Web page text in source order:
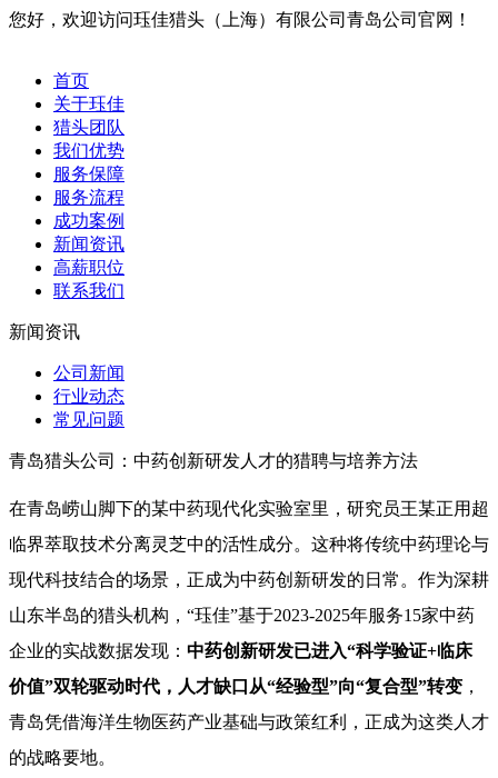
您好，欢迎访问珏佳猎头（上海）有限公司青岛公司官网！
首页
关于珏佳
猎头团队
我们优势
服务保障
服务流程
成功案例
新闻资讯
高薪职位
联系我们
新闻资讯
公司新闻
行业动态
常见问题
青岛猎头公司：中药创新研发人才的猎聘与培养方法
在青岛崂山脚下的某中药现代化实验室里，研究员王某正用超
临界萃取技术分离灵芝中的活性成分。这种将传统中药理论与
现代科技结合的场景，正成为中药创新研发的日常。作为深耕
山东半岛的猎头机构，“珏佳”基于2023-2025年服务15家中药
企业的实战数据发现： 中药创新研发已进入“科学验证+临床
价值”双轮驱动时代，人才缺口从“经验型”向“复合型”转变 ，
青岛凭借海洋生物医药产业基础与政策红利，正成为这类人才
的战略要地。